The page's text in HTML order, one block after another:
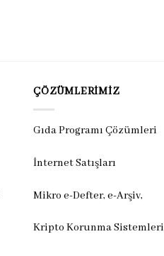
ÇÖZÜMLERIMIZ
Gıda Programı Çözümleri
İnternet Satışları
Mikro e-Defter, e-Arşiv,
Kripto Korunma Sistemleri